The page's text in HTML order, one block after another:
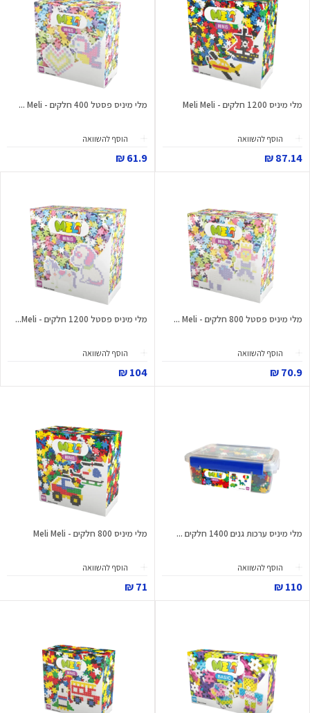
מלי מיניס 1200 חלקים - Meli Meli
הוסף להשוואה
87.14 ₪
מלי מיניס פסטל 400 חלקים - Meli ...
הוסף להשוואה
61.9 ₪
מלי מיניס פסטל 800 חלקים - Meli ...
הוסף להשוואה
70.9 ₪
מלי מיניס פסטל 1200 חלקים - Meli...
הוסף להשוואה
104 ₪
מלי מיניס ערכות גנים 1400 חלקים ...
הוסף להשוואה
110 ₪
מלי מיניס 800 חלקים - Meli Meli
הוסף להשוואה
71 ₪